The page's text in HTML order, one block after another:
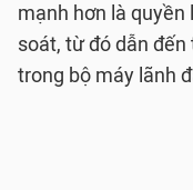
mạnh hơn là
soát, từ đó dẫn
trong bộ máy lãnh